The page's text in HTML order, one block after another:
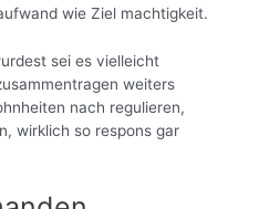
wie Ziel machtigkeit.
sei es vielleicht
weiters
nach regulieren,
wirklich so respons gar